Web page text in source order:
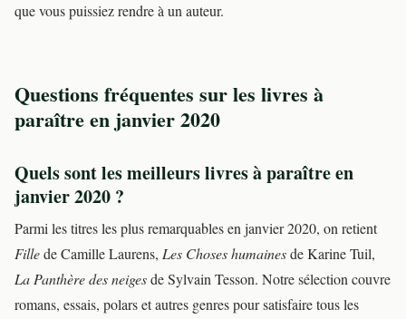
que vous puissiez rendre à un auteur.
Questions fréquentes sur les livres à
paraître en janvier 2020
Quels sont les meilleurs livres à paraître en
janvier 2020 ?
Parmi les titres les plus remarquables en janvier 2020, on retient
Fillede Camille Laurens, Les Choses humainesde Karine Tuil,
La Panthère des neigesde Sylvain Tesson. Notre sélection couvre
romans, essais, polars et autres genres pour satisfaire tous les